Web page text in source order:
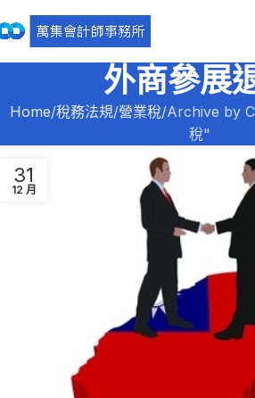
外商參展
Home 稅務法規 營業稅 Archive by
稅"
31
12 月